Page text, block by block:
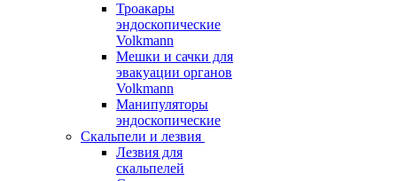
Троакары
эндоскопические
Volkmann
Мешки и сачки для
эвакуации органов
Volkmann
Манипуляторы
эндоскопические
Скальпели и лезвия
Лезвия для
скальпелей